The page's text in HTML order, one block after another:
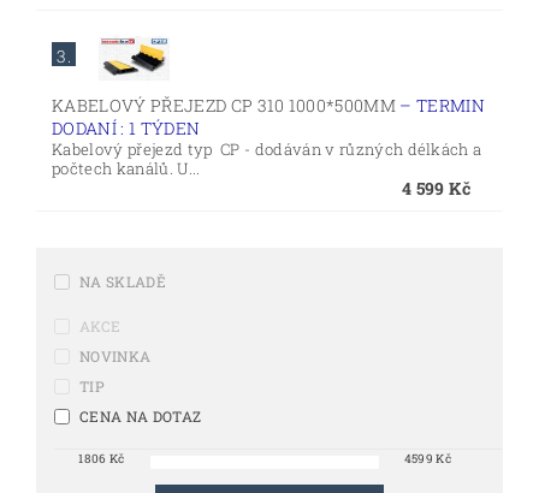
3.
KABELOVÝ PŘEJEZD CP 310 1000*500MM – TERMIN
DODANÍ : 1 TÝDEN
Kabelový přejezd typ CP - dodáván v různých délkách a
počtech kanálů. U...
4 599 Kč
NA SKLADĚ
AKCE
NOVINKA
TIP
CENA NA DOTAZ
1806 Kč 4599 Kč